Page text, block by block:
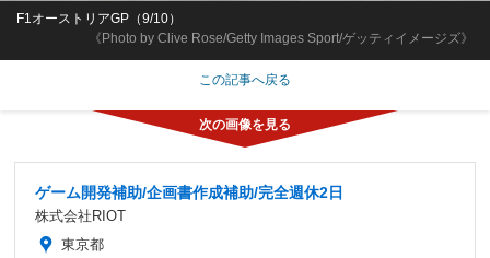
《Photo by Clive Rose/Getty Images Sport/ゲッティイメージズ》
F1オーストリアGP（9/10）
この記事へ戻る
ゲーム開発補助/企画書作成補助/完全週休2日
株式会社RIOT
東京都